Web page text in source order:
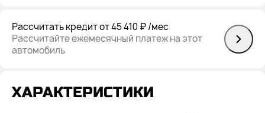
Рассчитать кредитот 45 410 ₽/мес
Рассчитайте ежемесячный платеж на этот
автомобиль
ХАРАКТЕРИСТИКИ